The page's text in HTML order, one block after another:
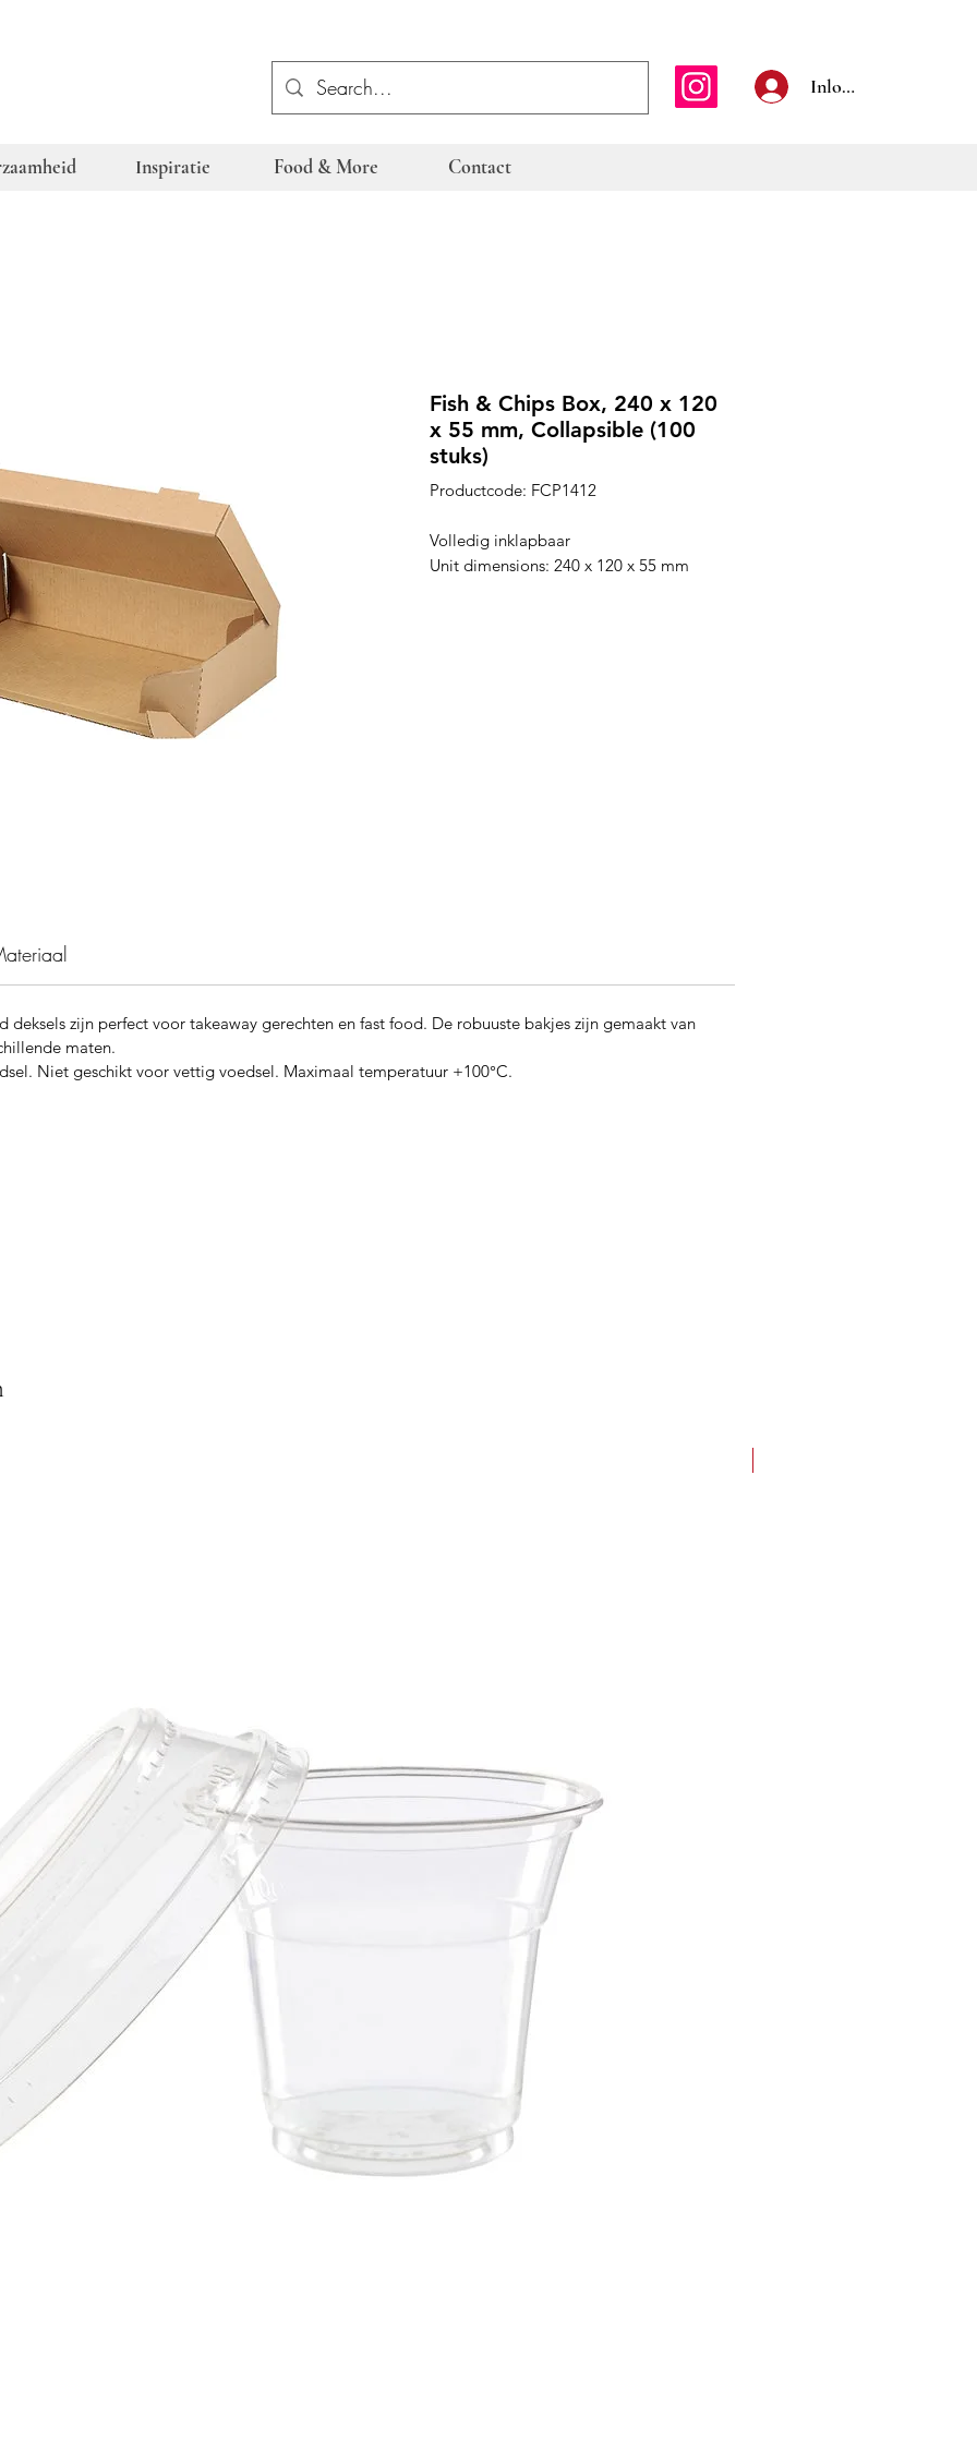
Inloggen
Inspiratie Food & More Contact
Fish & Chips Box, 240 x 120
x 55 mm, Collapsible (100
stuks)
Productcode: FCP1412
Volledig inklapbaar
Unit dimensions: 240 x 120 x 55 mm
deksels zijn perfect voor takeaway gerechten en fast food. De robuuste bakjes zijn gemaakt van
maten.
Niet geschikt voor vettig voedsel. Maximaal temperatuur +100°C.